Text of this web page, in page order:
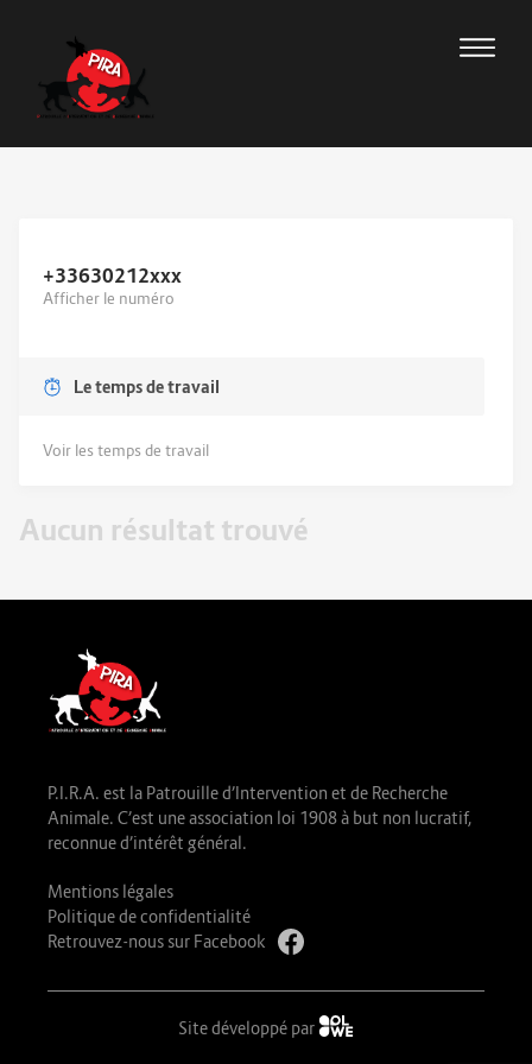
+33630212xxx
Afficher le numéro
Le temps de travail
Voir les temps de travail
Aucun résultat trouvé
P.I.R.A. est la Patrouille d’Intervention et de Recherche
Animale. C’est une association loi 1908 à but non lucratif,
reconnue d’intérêt général.
Mentions légales
Politique de confidentialité
Retrouvez-nous sur Facebook
Site développé par